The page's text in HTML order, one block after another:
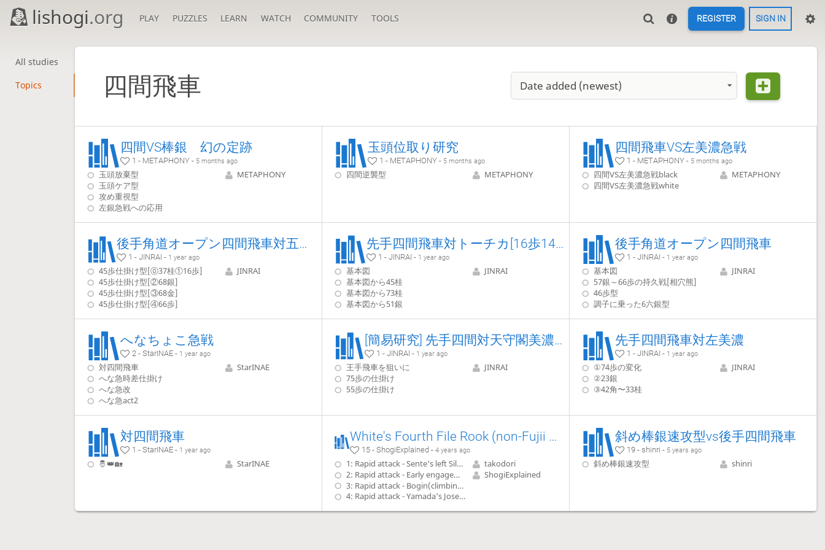
lishogi.org PLAY PUZZLES LEARN WATCH COMMUNITY TOOLS REGISTER SIGN IN
All studies
Topics 四間飛車 Date added (newest)
四間VS棒銀 幻の定跡
1 - METAPHONY - 5 months ago
玉頭放棄型
玉頭ケア型
攻め重視型
左銀急戦への応用
METAPHONY
玉頭位取り研究
1 - METAPHONY - 5 months ago
四間逆襲型 METAPHONY
四間飛車VS左美濃急戦
1 - METAPHONY - 5 months ago
四間VS左美濃急戦black
四間VS左美濃急戦white
METAPHONY
後手角道オープン四間飛車対五筋位取
1 - JINRAI - 1 year ago
45歩仕掛け型[⓪37桂①16歩]
45歩仕掛け型[②68銀]
45歩仕掛け型[③68金]
45歩仕掛け型[④66歩]
JINRAI
先手四間飛車対トーチカ[16歩14歩]
1 - JINRAI - 1 year ago
基本図
基本図から45桂
基本図から73桂
基本図から51銀
JINRAI
後手角道オープン四間飛車
1 - JINRAI - 1 year ago
基本図
57銀～66歩の持久戦[相穴熊]
46歩型
調子に乗った6六銀型
JINRAI
へなちょこ急戦
2 - StarINAE - 1 year ago
対四間飛車
へな急時差仕掛け
へな急改
へな急act2
StarINAE
[簡易研究] 先手四間対天守閣美濃急戦
1 - JINRAI - 1 year ago
王手飛車を狙いに
75歩の仕掛け
55歩の仕掛け
JINRAI
先手四間飛車対左美濃
1 - JINRAI - 1 year ago
①74歩の変化
②23銀
③42角〜33桂
JINRAI
対四間飛車
1 - StarINAE - 1 year ago
🤴👑🏡 StarINAE
White's Fourth File Rook (non-Fujii System Types) 【Takodori's Book Lines】
15 - ShogiExplained -4 years ago
1: Rapid attack - Sente's left Silver with S-4f
2: Rapid attack - Early engagement(Hayajikake) with P-4e
3: Rapid attack - Bogin(climbing Silver)
4: Rapid attack - Yamada's Joseki with B-9g
takodori
ShogiExplained
斜め棒銀速攻型vs後手四間飛車
19 - shinri - 5 years ago
斜め棒銀速攻型 shinri